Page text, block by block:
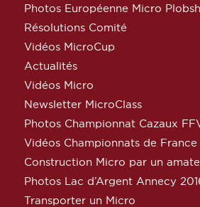
Photos Européenne Micro
Résolutions Comité
Vidéos MicroCup
Actualités
Vidéos Micro
Newsletter MicroClass
Photos Championnat Cazaux
Vidéos Championnats de France
Construction Micro par un
Photos Lac d’Argent Annecy
Transporter un Micro